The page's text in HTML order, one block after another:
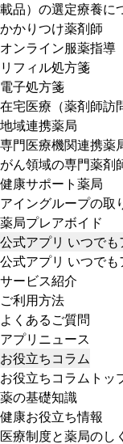
載品）の選定療養に
かかりつけ薬剤師
オンライン服薬指導
リフィル処方箋
電子処方箋
在宅医療（薬剤師訪
地域連携薬局
専門医療機関連携薬
がん領域の専門薬剤
健康サポート薬局
アイングループの取
薬局プレアボイド
公式アプリ いつでも
公式アプリ いつで
サービス紹介
ご利用方法
よくあるご質問
アプリニュース
お役立ちコラム
お役立ちコラムトッ
薬の基礎知識
健康お役立ち情報
医療制度と薬局のし